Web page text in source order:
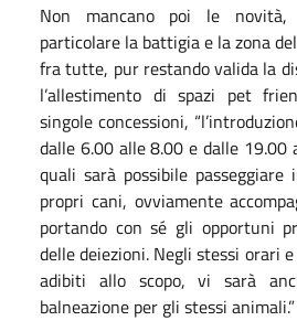
Non mancano poi le
particolare la battigia e la zona
fra tutte, pur restando valida la
l’allestimento di spazi pet
singole concessioni,
dalle 6.00 alle 8.00 e dalle 19.00
quali sarà possibile
propri cani, ovviamente
portando con sé gli opportuni
delle deiezioni. Negli stessi orari e
adibiti allo scopo, vi sarà
balneazione per gli stessi animali.”